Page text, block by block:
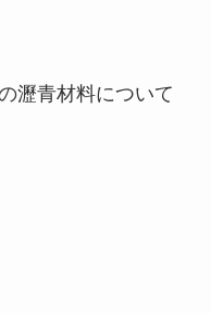
瀝青材料について